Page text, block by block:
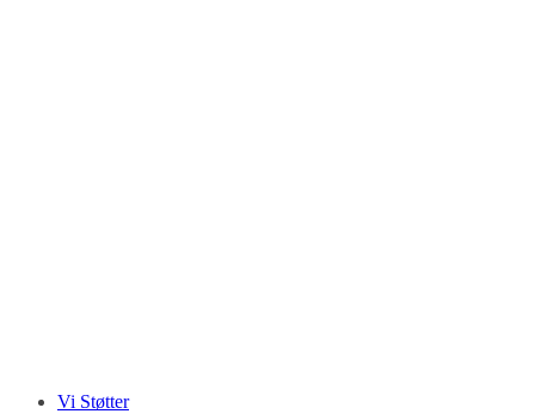
Vi Støtter